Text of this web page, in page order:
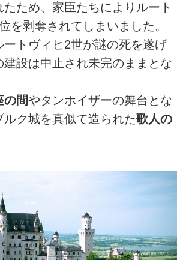
ため、家臣たちによりルート
を剥奪されてしまいました。
ートヴィヒ2世が謎の死を遂げ
建設は中止され未完のままとな
の間やタンホイザーの舞台とな
ルク城を真似て造られた歌人の